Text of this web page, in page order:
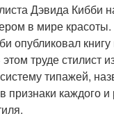
Дэвида Кибби
в мире красоты.
опубликовал
труде стилист
типажей,
признаки каждого